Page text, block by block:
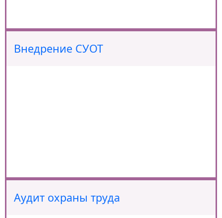
Внедрение СУОТ
Аудит охраны труда